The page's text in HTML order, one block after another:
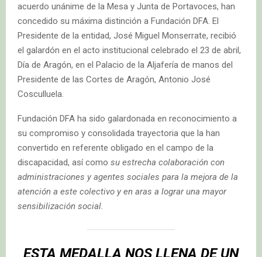
acuerdo unánime de la Mesa y Junta de Portavoces, han
concedido su máxima distinción a Fundación DFA. El
Presidente de la entidad, José Miguel Monserrate, recibió
el galardón en el acto institucional celebrado el 23 de abril,
Día de Aragón, en el Palacio de la Aljafería de manos del
Presidente de las Cortes de Aragón, Antonio José
Cosculluela.
Fundación DFA ha sido galardonada en reconocimiento a
su compromiso y consolidada trayectoria que la han
convertido en referente obligado en el campo de la
discapacidad, así como su estrecha colaboración con
administraciones y agentes sociales para la mejora de la
atención a este colectivo y en aras a lograr una mayor
sensibilización social.
ESTA MEDALLA NOS LLENA DE UN